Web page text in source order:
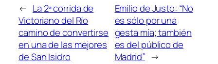
← La 2ª corrida de
Victoriano del Río
camino de convertirse
en una de las mejores
de San Isidro
Emilio de Justo: “No
es sólo por una
gesta mía; también
es del público de
Madrid” →